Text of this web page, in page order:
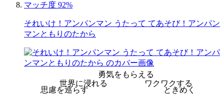
マッチ度 92%
それいけ！アンパンマン うたって てあそび！アンパン
マンともりのたから
勇気をもらえる
ワクワクする
ときめく
思慮を巡らす
世界に浸れる